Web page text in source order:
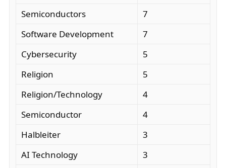
Semiconductors
7
Software Development
7
Cybersecurity
5
Religion
5
Religion/Technology
4
Semiconductor
4
Halbleiter
3
AI Technology
3